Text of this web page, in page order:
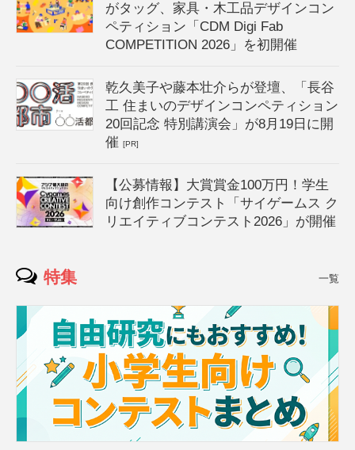
がタッグ、家具・木工品デザインコン
ペティション「CDM Digi Fab
COMPETITION 2026」を初開催
乾久美子や藤本壮介らが登壇、「長谷
工 住まいのデザインコンペティション
20回記念 特別講演会」が8月19日に開
催[PR]
【公募情報】大賞賞金100万円！学生
向け創作コンテスト「サイゲームス ク
リエイティブコンテスト2026」が開催
特集 一覧